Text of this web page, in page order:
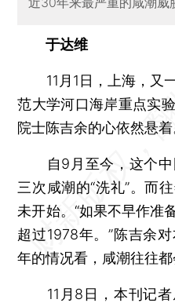
于达维
11月1日，上海，又
范大学河口海岸重点实
院士陈吉余的心依然悬着
自9月至今，这个中
三次咸潮的“洗礼”。而
未开始。“如果不早作准
超过1978年。”陈吉余
年的情况看，咸潮往往都
11月8日，本刊记者